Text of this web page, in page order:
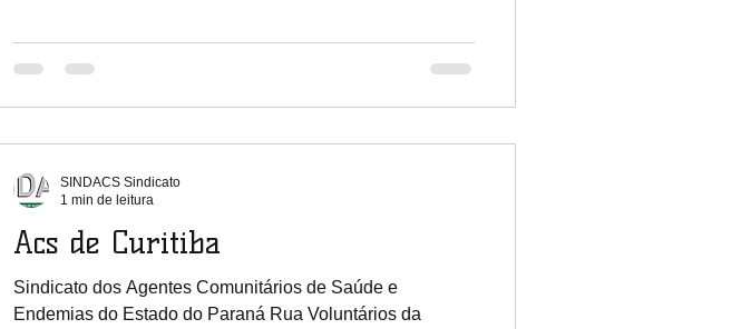
Acs de Curitiba
Sindicato dos Agentes Comunitários de Saúde e
Endemias do Estado do Paraná Rua Voluntários da
SINDACS Sindicato
1 min de leitura